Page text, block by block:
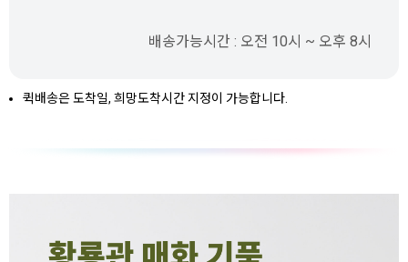
배송가능시간 : 오전 10시 ~ 오후 8시
퀵배송은 도착일, 희망도착시간 지정이 가능합니다.